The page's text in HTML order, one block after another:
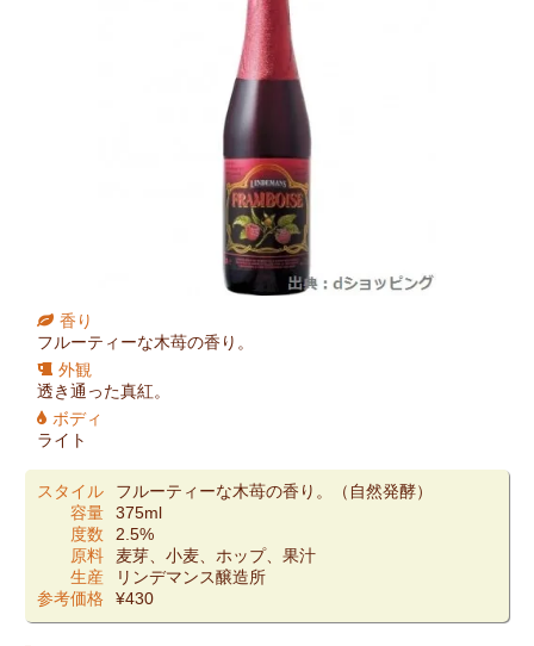
香り
フルーティーな木苺の香り。
外観
透き通った真紅。
ボディ
ライト
スタイル
フルーティーな木苺の香り。（自然発酵）
容量
375ml
度数
2.5%
原料
麦芽、小麦、ホップ、果汁
生産
リンデマンス醸造所
参考価格
¥430